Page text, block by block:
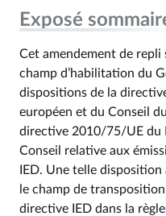
Exposé
Cet amendement de
champ d’habilitation du
dispositions de la
européen et du Conseil
directive 2010/75/UE du
Conseil relative aux
IED. Une telle
le champ de
directive IED dans la